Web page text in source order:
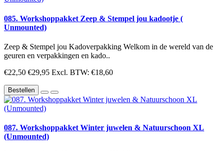
085. Workshoppakket Zeep & Stempel jou kadootje (
Unmounted)
Zeep & Stempel jou Kadoverpakking Welkom in de wereld van de
geuren en verpakkingen en kado..
€22,50 €29,95 Excl. BTW: €18,60
Bestellen
087. Workshoppakket Winter juwelen & Natuurschoon XL
(Unmounted)